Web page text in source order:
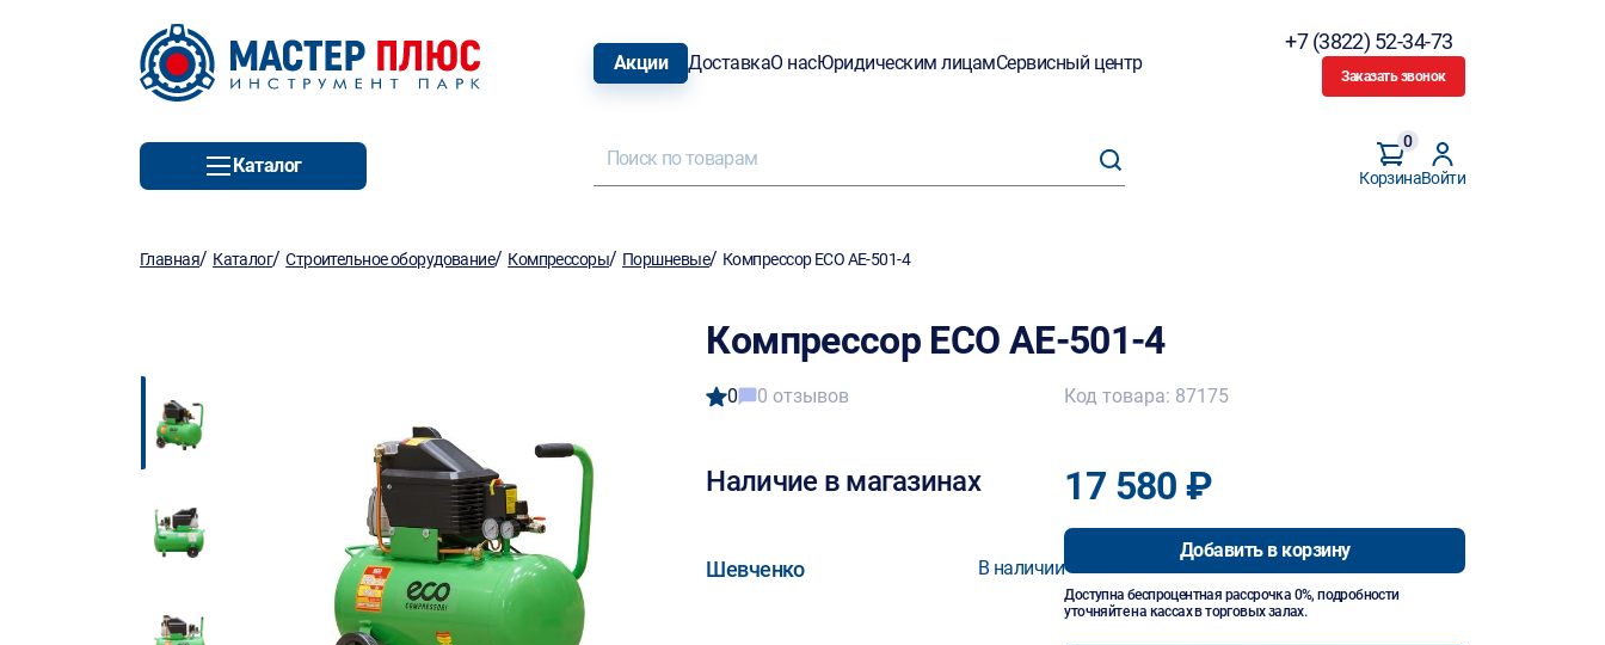
Акции ДоставкаО насЮридическим лицамСервисный центр
+7 (3822) 52-34-73
Заказать звонок
Каталог
Корзина
0
Войти
Главная/ Каталог/Строительное оборудование/ Компрессоры/ Поршневые/ Компрессор ECO AE-501-4
Компрессор ECO AE-501-4
0 0 отзывов
Наличие в магазинах
Шевченко В наличии
Код товара: 87175
17 580 ₽
Добавить в корзину
Доступна беспроцентная рассрочка 0%, подробности
уточняйте на кассах в торговых залах.